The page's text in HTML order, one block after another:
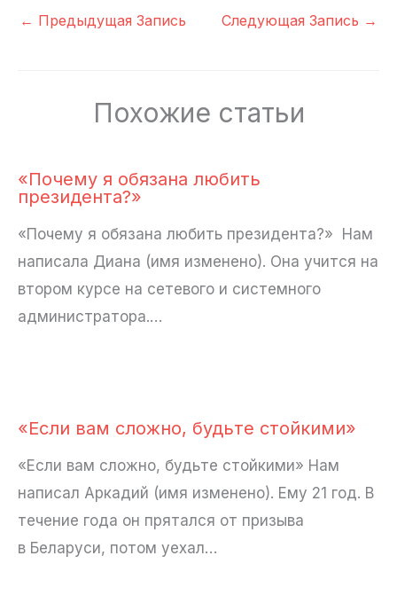
← Предыдущая Запись Следующая Запись →
Похожие статьи
«Почему я обязана любить
президента?»
«Почему я обязана любить президента?» Нам
написала Диана (имя изменено). Она учится на
втором курсе на сетевого и системного
администратора.…
«Если вам сложно, будьте стойкими»
«Если вам сложно, будьте стойкими» Нам
написал Аркадий (имя изменено). Ему 21 год. В
течение года он прятался от призыва
в Беларуси, потом уехал…